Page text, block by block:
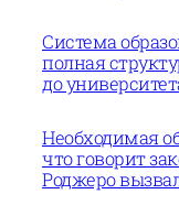
Система
полная
до
Необходимая
что говорит
Роджеро